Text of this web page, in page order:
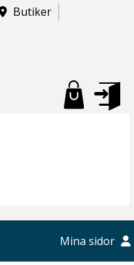
Butiker
Mina sidor